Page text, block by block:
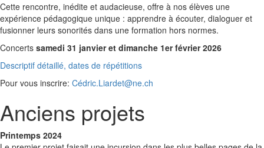
Cette rencontre, inédite et audacieuse, offre à nos élèves une
expérience pédagogique unique : apprendre à écouter, dialoguer et
fusionner leurs sonorités dans une formation hors normes.
Concerts samedi 31 janvier et dimanche 1er février 2026
Descriptif détaillé, dates de répétitions
Pour vous inscrire: Cédric.Liardet@ne.ch
Anciens projets
Printemps 2024